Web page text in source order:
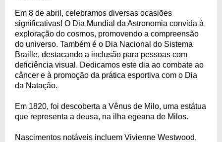
Em 8 de abril, celebramos diversas ocasiões
significativas! O Dia Mundial da Astronomia convida à
exploração do cosmos, promovendo a compreensão
do universo. Também é o Dia Nacional do Sistema
Braille, destacando a inclusão para pessoas com
deficiência visual. Dedicamos este dia ao combate ao
câncer e à promoção da prática esportiva com o Dia
da Natação.
Em 1820, foi descoberta a Vênus de Milo, uma estátua
que representa a deusa, na ilha egeana de Milos.
Nascimentos notáveis incluem Vivienne Westwood,